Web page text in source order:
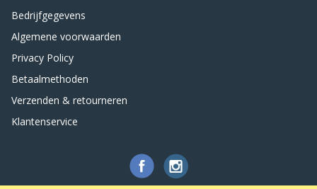
Bedrijfgegevens
Algemene voorwaarden
Privacy Policy
Betaalmethoden
Verzenden & retourneren
Klantenservice